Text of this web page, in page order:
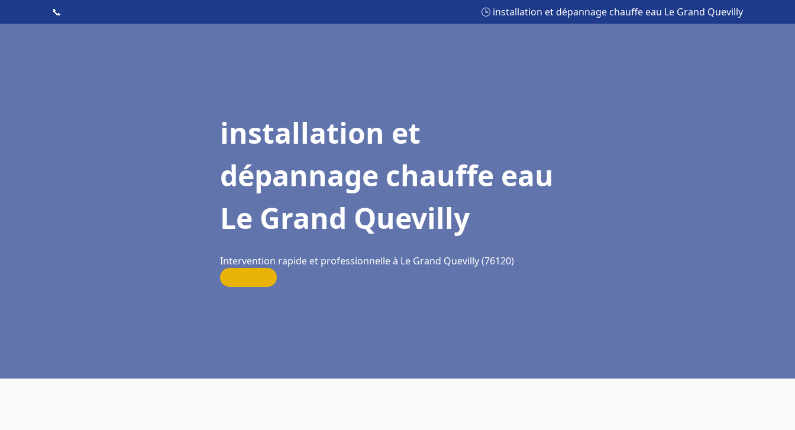
📞 🕒 installation et dépannage chauffe eau Le Grand Quevilly
installation et
dépannage chauffe eau
Le Grand Quevilly
Intervention rapide et professionnelle à Le Grand Quevilly (76120)